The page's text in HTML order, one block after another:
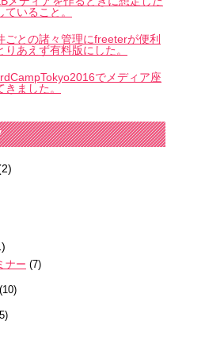
いること。
ごとの諸々管理にfreeterが便利
あえず有料版にした。
でメディア座
ました。
ナー (7)
(10)